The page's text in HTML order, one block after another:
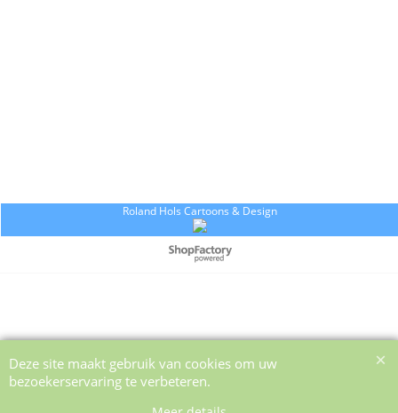
Roland Hols Cartoons & Design
Webwinkel gemaakt met ShopFactory webwinkel software.
Deze site maakt gebruik van cookies om uw
bezoekerservaring te verbeteren.